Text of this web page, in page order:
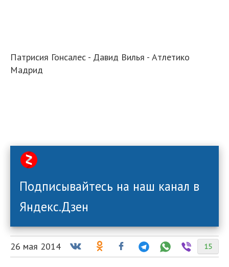
Патрисия Гонсалес - Давид Вилья - Атлетико
Мадрид
Подписывайтесь на наш канал в
Яндекс.Дзен
15
26 мая 2014